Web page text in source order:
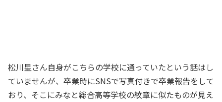
松川星さん自身がこちらの学校に通っていたという話はし
ていませんが、卒業時にSNSで写真付きで卒業報告をして
おり、そこにみなと総合高等学校の紋章に似たものが見え